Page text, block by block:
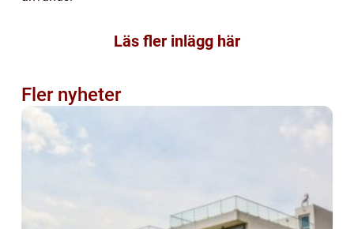
Läs fler inlägg här
Fler nyheter